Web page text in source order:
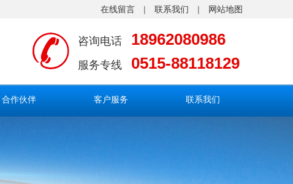
在线留言 | 联系我们 | 网站地图
咨询电话 18962080986
服务专线 0515-88118129
合作伙伴 客户服务 联系我们